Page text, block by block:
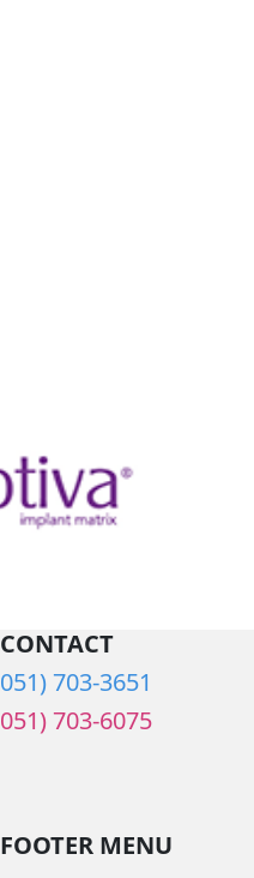
CONTACT
051) 703-3651
051) 703-6075
FOOTER MENU